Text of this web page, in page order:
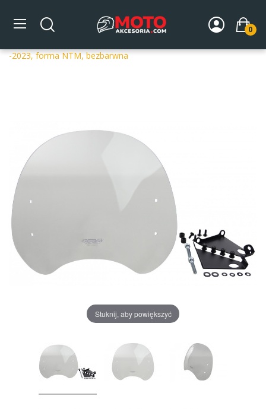
0
Strona główna DLA MOTOCYKLA Szyby
Szyby
-2023, forma NTM, bezbarwna
Stuknij, aby powiększyć